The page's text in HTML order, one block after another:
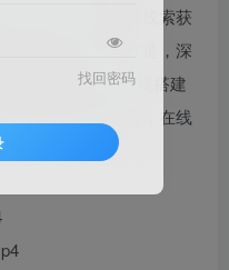
这款「AD+本地推线索获
新赛道的从业者打造，深
投放逻辑，从合规搭建
本获取高精准线索，在线
找回密码